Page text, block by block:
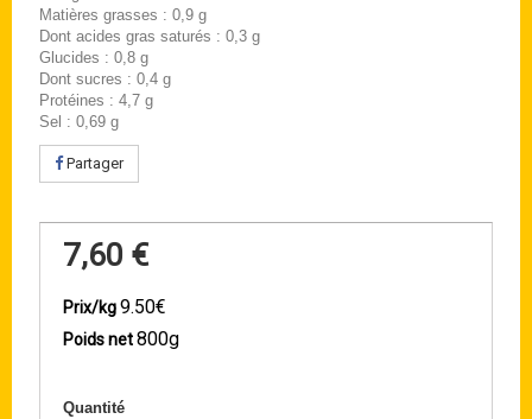
Matières grasses : 0,9 g
Dont acides gras saturés : 0,3 g
Glucides : 0,8 g
Dont sucres : 0,4 g
Protéines : 4,7 g
Sel : 0,69 g
Partager
7,60 €
Prix/kg9.50€
Poids net800g
Quantité